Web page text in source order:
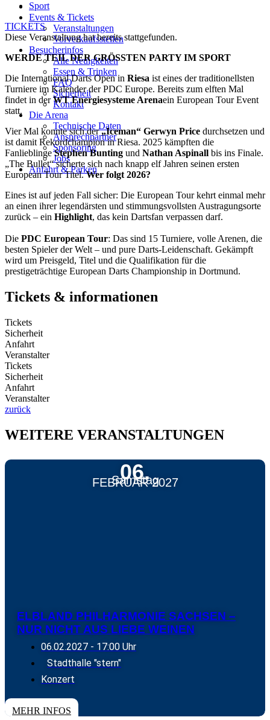
Events & Tickets
Veranstaltungen
Vorverkaufsstellen
Besucherinfos
Alle Neuigkeiten
Essen & Trinken
FAQ
Sicherheit
Kontakt
Die Arena
Technische Daten
Ansprechpartner
Sponsoring
Jobs
Anfahrt & Parken
Sport
TICKETS
Diese Veranstaltung hat bereits stattgefunden.
WERDE TEIL DER GRÖSSTEN PARTY IM SPORT
Die International Darts Open in Riesa ist eines der traditionellsten
Turniere im Kalender der PDC Europe. Bereits zum elften Mal
findet in derWT Energiesysteme Arenaein European Tour Event
statt.
Vier Mal konnte sich der„Iceman“ Gerwyn Price durchsetzen und
ist damit Rekordchampion in Riesa. 2025 kämpften die
FanlieblingeStephen Bunting und Nathan Aspinall bis ins Finale.
„The Bullet“ sicherte sich nach knapp elf Jahren seinen ersten
European Tour Titel.Wer folgt 2026?
Eines ist auf jeden Fall sicher: Die European Tour kehrt einmal mehr
an einen ihrer legendärsten und stimmungsvollsten Austragungsorte
zurück – ein Highlight, das kein Dartsfan verpassen darf.
Die PDC European Tour: Das sind 15 Turniere, volle Arenen, die
besten Spieler der Welt – und pure Darts-Leidenschaft. Gekämpft
wird um Preisgeld, Titel und die Qualifikation für die
prestigeträchtige European Darts Championship in Dortmund.
Tickets & informationen
Tickets
Sicherheit
Anfahrt
Veranstalter
Tickets
Sicherheit
Anfahrt
Veranstalter
zurück
WEITERE VERANSTALTUNGEN
06.
FEBRUAR 2027
Samstag
ELBLAND PHILHARMONIE SACHSEN –
NUR NICHT AUS LIEBE WEINEN
06.02.2027 - 17:00 Uhr
Stadthalle "stern"
Konzert
TICKETS
MEHR INFOS